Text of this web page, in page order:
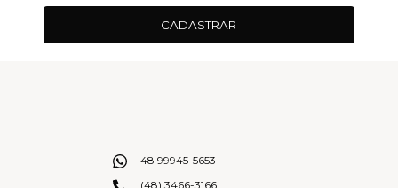
CADASTRAR
48 99945-5653
(48) 3466-3166